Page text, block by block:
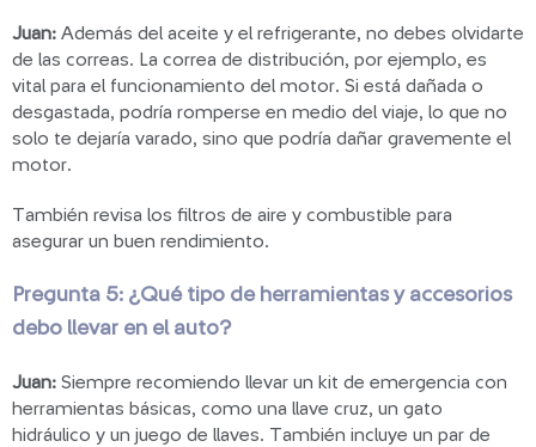
Juan: Además del aceite y el refrigerante, no debes olvidarte
de las correas. La correa de distribución, por ejemplo, es
vital para el funcionamiento del motor. Si está dañada o
desgastada, podría romperse en medio del viaje, lo que no
solo te dejaría varado, sino que podría dañar gravemente el
motor.
También revisa los filtros de aire y combustible para
asegurar un buen rendimiento.
Pregunta 5: ¿Qué tipo de herramientas y accesorios
debo llevar en el auto?
Juan: Siempre recomiendo llevar un kit de emergencia con
herramientas básicas, como una llave cruz, un gato
hidráulico y un juego de llaves. También incluye un par de